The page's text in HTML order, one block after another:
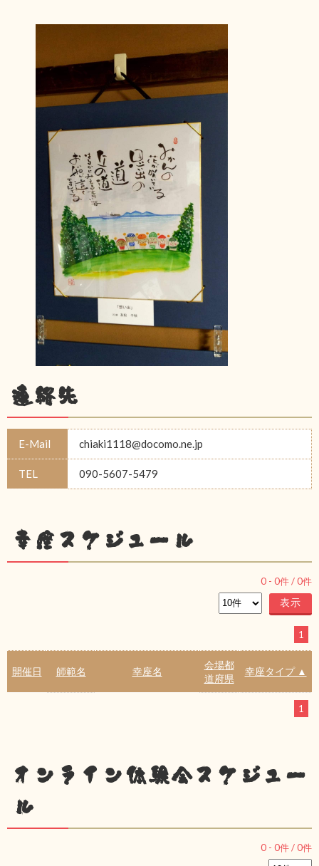
連絡先
E-Mail chiaki1118@docomo.ne.jp
TEL 090-5607-5479
幸座スケジュール
0 - 0件 /0件
1
開催日 師範名 幸座名
会場都
道府県
幸座タイプ ▲
1
オンライン体験会スケジュー
ル
0 - 0件 /0件